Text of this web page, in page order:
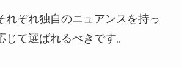
れぞれ独自のニュアンスを持っ
て選ばれるべきです。